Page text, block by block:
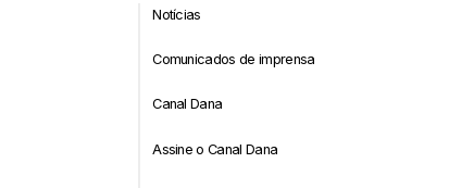
Notícias
Comunicados de imprensa
Canal Dana
Assine o Canal Dana